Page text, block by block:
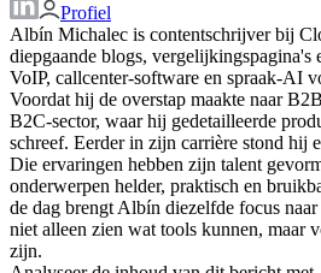
Profiel
Albín Michalec is contentschrijver bij
diepgaande blogs, vergelijkingspagina's
VoIP, callcenter-software en spraak-AI
Voordat hij de overstap maakte naar
B2C-sector, waar hij gedetailleerde
schreef. Eerder in zijn carrière stond hij
Die ervaringen hebben zijn talent
onderwerpen helder, praktisch en
de dag brengt Albín diezelfde focus
niet alleen zien wat tools kunnen, maar
zijn.